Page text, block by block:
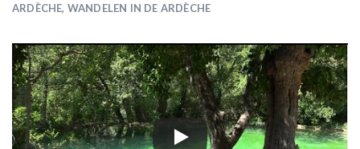
ARDÈCHE, WANDELEN IN DE ARDÈCHE